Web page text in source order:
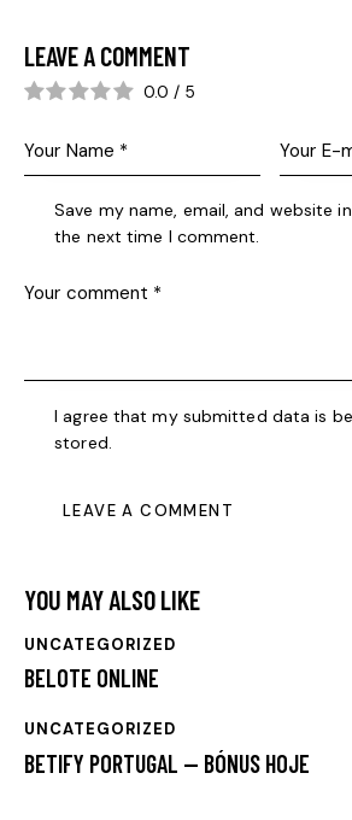
LEAVE A COMMENT
0.0 / 5
Save my name, email, and website
the next time I comment.
I agree that my submitted data is
stored.
YOU MAY ALSO LIKE
UNCATEGORIZED
BELOTE ONLINE
UNCATEGORIZED
BETIFY PORTUGAL — BÓNUS HOJE